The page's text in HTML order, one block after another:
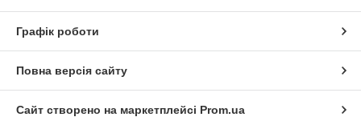
Графік роботи
Повна версія сайту
Сайт створено на маркетплейсі Prom.ua